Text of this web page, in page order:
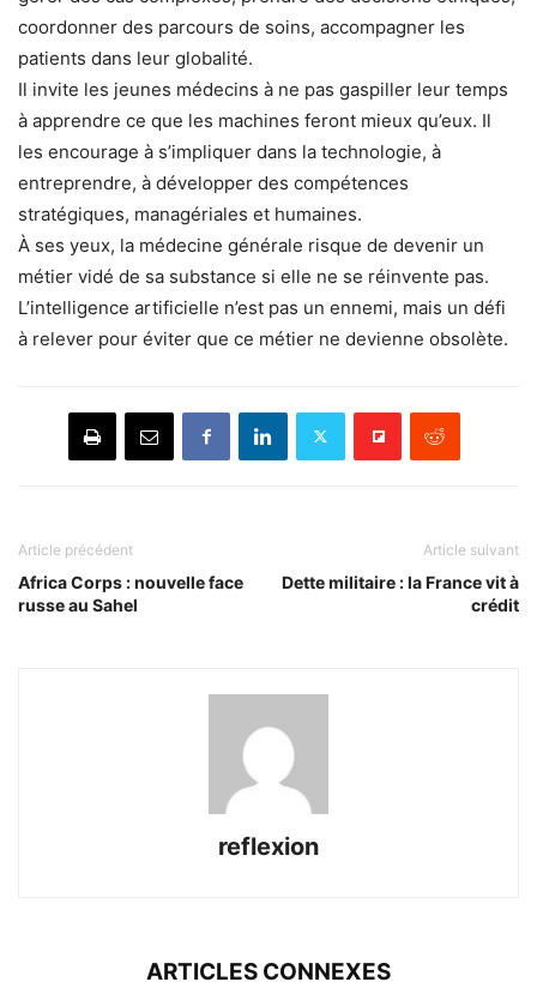
coordonner des parcours de soins, accompagner les
patients dans leur globalité.
Il invite les jeunes médecins à ne pas gaspiller leur temps
à apprendre ce que les machines feront mieux qu’eux. Il
les encourage à s’impliquer dans la technologie, à
entreprendre, à développer des compétences
stratégiques, managériales et humaines.
À ses yeux, la médecine générale risque de devenir un
métier vidé de sa substance si elle ne se réinvente pas.
L’intelligence artificielle n’est pas un ennemi, mais un défi
à relever pour éviter que ce métier ne devienne obsolète.
Article précédent
Africa Corps : nouvelle face
russe au Sahel
Article suivant
Dette militaire : la France vit à
crédit
reflexion
ARTICLES CONNEXES